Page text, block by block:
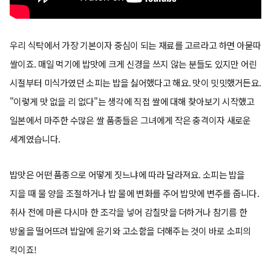
우리 식탁에서 가장 기본이자 중심이 되는 재료를 고르라고 하면 아묻따
쌀이죠. 매일 먹기에 밥맛에 크게 신경을 쓰지 않는 분들도 있지만 어린
시절부터 미식가였던 소피는 밥을 싫어했다고 해요. 맛이 밋밋했거든요.
"이렇게 맛 없을 리 없다"는 생각에 직접 쌀에 대해 찾아보기 시작했고
일본에서 마주한 수많은 쌀 품종들은 그녀에게 작은 충격이자 새로운
세계였습니다.
밥맛은 어떤 품종으로 어떻게 짓느냐에 따라 달라져요. 소피는 밥을
지을 때 물 양을 조절하거나 밥 물에 변화를 주어 밥맛에 변주를 줍니다.
취사 전에 마른 다시마 한 조각을 넣어 감칠맛을 더하거나 참기름 한
방울을 떨어뜨려 밥알에 윤기와 고소함을 더해주는 것이 바로 소피의
킥이죠!